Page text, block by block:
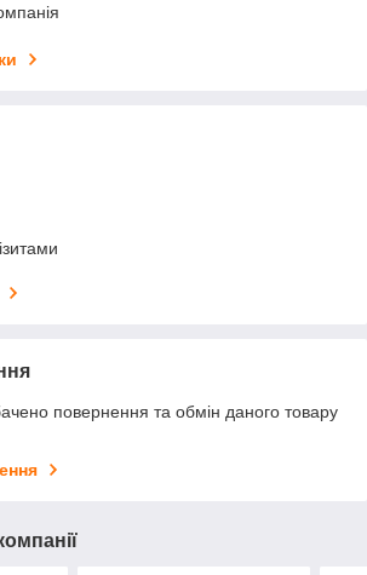
повернення та обмін даного товару